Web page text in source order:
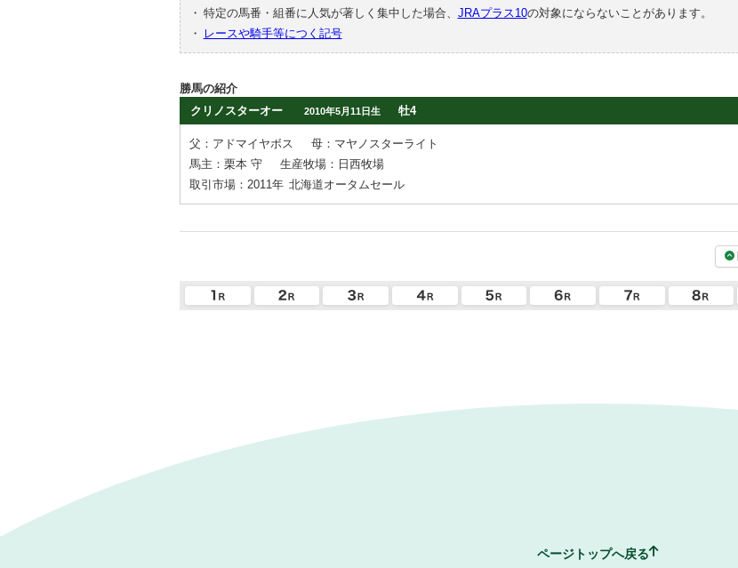
・ 特定の馬番・組番に人気が著しく集中した場合、 JRAプラス10の対象にならないことがあります。
・
レースや騎手等につく記号
勝馬の紹介
クリノスターオー
2010年5月11日生 牡4
父：アドマイヤボス
母：マヤノスターライト
馬主：栗本 守
生産牧場：日西牧場
取引市場：2011年 北海道オータムセール
ページトップへ戻る